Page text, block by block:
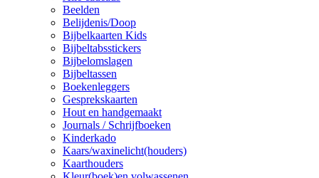
Beelden
Belijdenis/Doop
Bijbelkaarten Kids
Bijbeltabsstickers
Bijbelomslagen
Bijbeltassen
Boekenleggers
Gesprekskaarten
Hout en handgemaakt
Journals / Schrijfboeken
Kinderkado
Kaars/waxinelicht(houders)
Kaarthouders